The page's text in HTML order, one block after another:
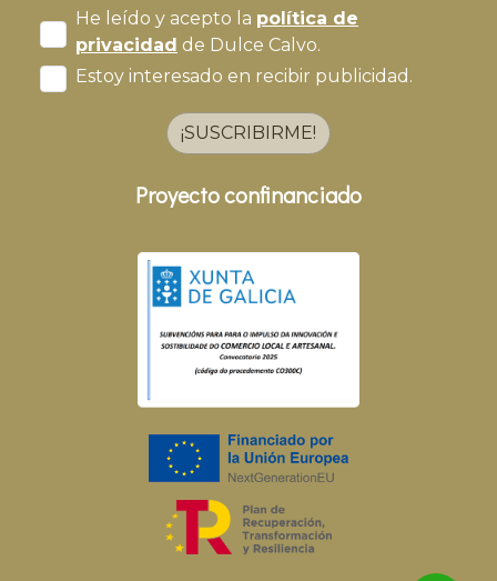
He leído y acepto la política de
privacidad de Dulce Calvo.
Estoy interesado en recibir publicidad.
¡SUSCRIBIRME!
Proyecto confinanciado